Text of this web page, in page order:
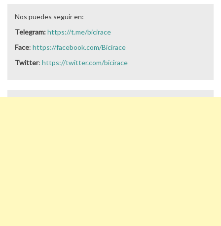
Nos puedes seguir en:
Telegram:https://t.me/bicirace
Face: https://facebook.com/Bicirace
Twitter: https://twitter.com/bicirace